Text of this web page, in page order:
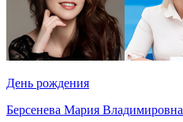
День рождения
Берсенева Мария Владимировна